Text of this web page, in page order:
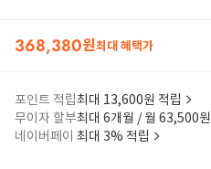
368,380원최대 혜택가
포인트 적립최대 13,600원 적립
무이자 할부최대 6개월 / 월 63,500원
네이버페이 최대 3% 적립